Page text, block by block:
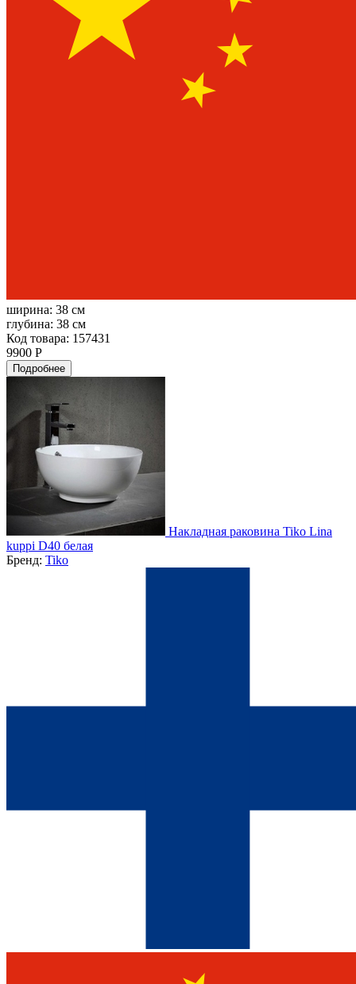
ширина: 38 см
глубина: 38 см
Код товара: 157431
9900 Р
Подробнее
Накладная раковина Tiko Lina
kuppi D40 белая
Бренд: Tiko